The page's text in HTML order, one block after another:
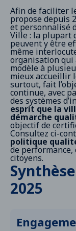
Afin de faciliter
propose depuis
et personnalisé
Ville : la plupart
peuvent y être
même
organisation qui
modèle à
mieux accueillir
surtout, fait
continue, avec
des systèmes
esprit que la
démarche
objectif de
Consultez ci-
politique
de performance,
citoyens.
2025